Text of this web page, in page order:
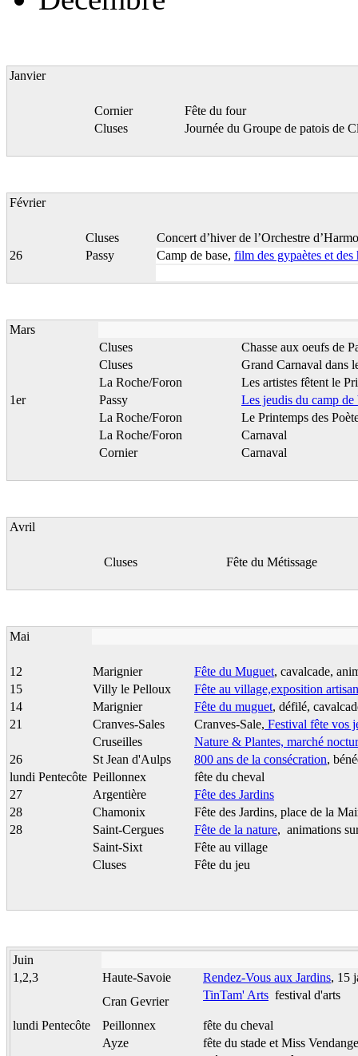
Janvier
Cornier
Fête du four
Cluses
Journée du Groupe de patois de
Février
Cluses
Concert d’hiver de l’Orchestre
26
Passy Camp de base, film des gypaètes et des
Mars
Cluses
Chasse aux oeufs de
Cluses
Grand Carnaval dans
La Roche/Foron
Les artistes fêtent le
1er
Passy
Les jeudis du camp de
La Roche/Foron
Le Printemps des
La Roche/Foron
Carnaval
Cornier
Carnaval
Avril
Cluses Fête du Métissage
Mai
12 Marignier Fête du Muguet, cavalcade,
15
Villy le Pelloux
Fête au village,exposition
14
Marignier Fête du muguet, défilé,
21
Cranves-Sales Cranves-Sale, Festival fête vos
Cruseilles
Nature & Plantes, marché
26
St Jean d'Aulps 800 ans de la consécration,
lundi Pentecôte Peillonnex
fête du cheval
27
Argentière
Fête des Jardins
28
Chamonix
Fête des Jardins, place de la
28
Saint-Cergues Fête de la nature, animations
Saint-Sixt
Fête au village
Cluses
Fête du jeu
Juin
1,2,3
Haute-Savoie Rendez-Vous aux Jardins, 15
Cran Gevrier
TinTam' Arts festival d'arts
lundi Pentecôte Peillonnex
fête du cheval
Ayze
fête du stade et Miss